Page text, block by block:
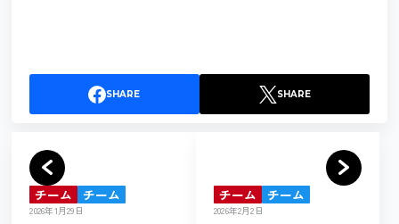
SHARE SHARE
チーム チーム
2026年1月29日
チーム チーム
2026年2月2日